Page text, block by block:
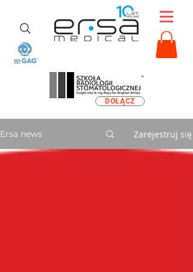
DOŁĄCZ
Ersa news Zarejestruj się